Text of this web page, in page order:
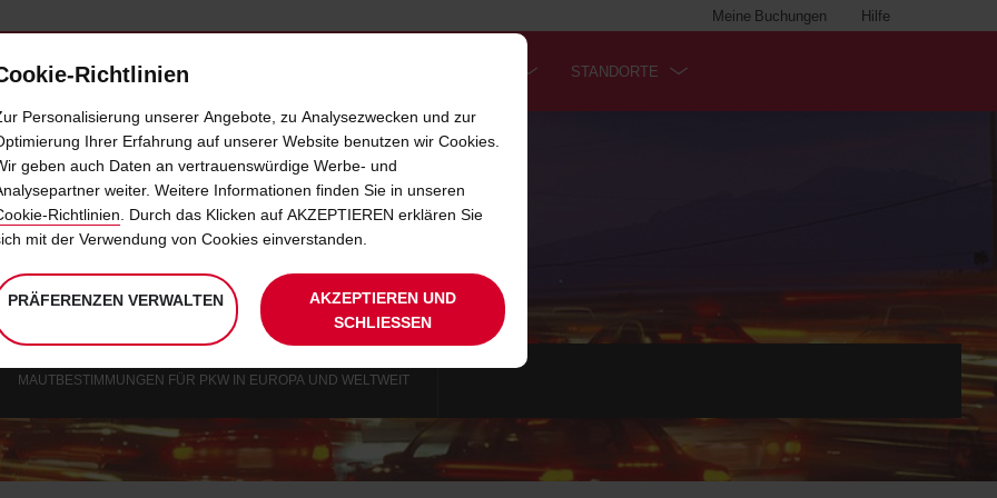
Hilfe
Meine Buchungen
SELF-SERVICES STANDORTE
PKW VIGNETTENPFLICHT
Autobahngebühren in Europa
MAUTBESTIMMUNGEN FÜR PKW IN EUROPA UND WELTWEIT
Richtlinien
Personalisierung unserer Angebote, zu Analysezwecken und zur
Ihrer Erfahrung auf unserer Website benutzen wir Cookies.
geben auch Daten an vertrauenswürdige Werbe- und
weiter. Weitere Informationen finden Sie in unseren
Richtlinien. Durch das Klicken auf AKZEPTIEREN erklären Sie
mit der Verwendung von Cookies einverstanden.
PRÄFERENZEN VERWALTEN
AKZEPTIEREN UND
SCHLIESSEN